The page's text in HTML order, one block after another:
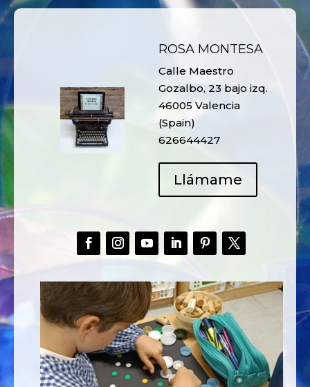
ROSA MONTESA
Calle Maestro
Gozalbo, 23 bajo izq.
46005 Valencia
(Spain)
626644427
Llámame